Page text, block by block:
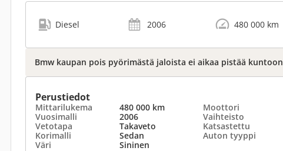
Diesel 2006 480 000 km
Bmw kaupan pois pyörimästä jaloista ei aikaa pistää kuntoon
Perustiedot
Mittarilukema 480 000 km Moottori
Vuosimalli
2006 Vaihteisto
Vetotapa
Takaveto Katsastettu
Korimalli
Sedan Auton tyyppi
Väri
Sininen